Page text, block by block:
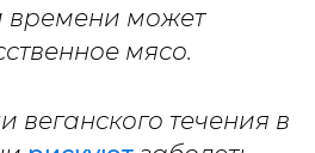
времени может
мясо.
веганского течения в